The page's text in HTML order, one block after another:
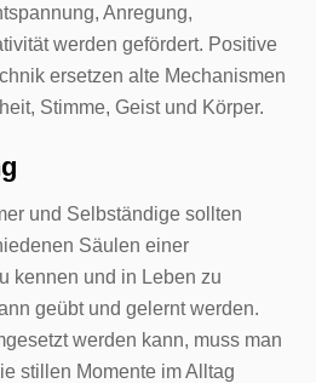
Anregung,
werden gefördert. Positive
ersetzen alte Mechanismen
Stimme, Geist und Körper.
und Selbständige sollten
Säulen einer
kennen und in Leben zu
geübt und gelernt werden.
werden kann, muss man
stillen Momente im Alltag